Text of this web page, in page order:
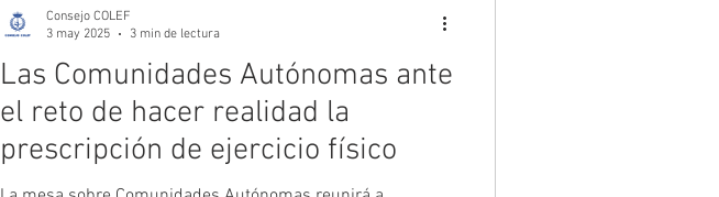
Las Comunidades Autónomas ante
el reto de hacer realidad la
prescripción de ejercicio físico
Consejo COLEF
3 may 2025
3 min de lectura